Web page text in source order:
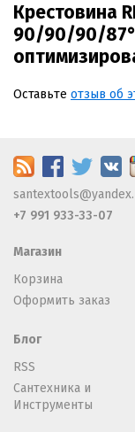
Крестовина
90/90/90/87°
Оставьте отзыв об
+7 991 933-33-07
Магазин
Корзина
Оформить заказ
Блог
RSS
Сантехника и
Инструменты